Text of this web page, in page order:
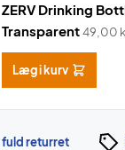
ZERV Drinking
Transparent49,00
Læg i kurv
fuld returret